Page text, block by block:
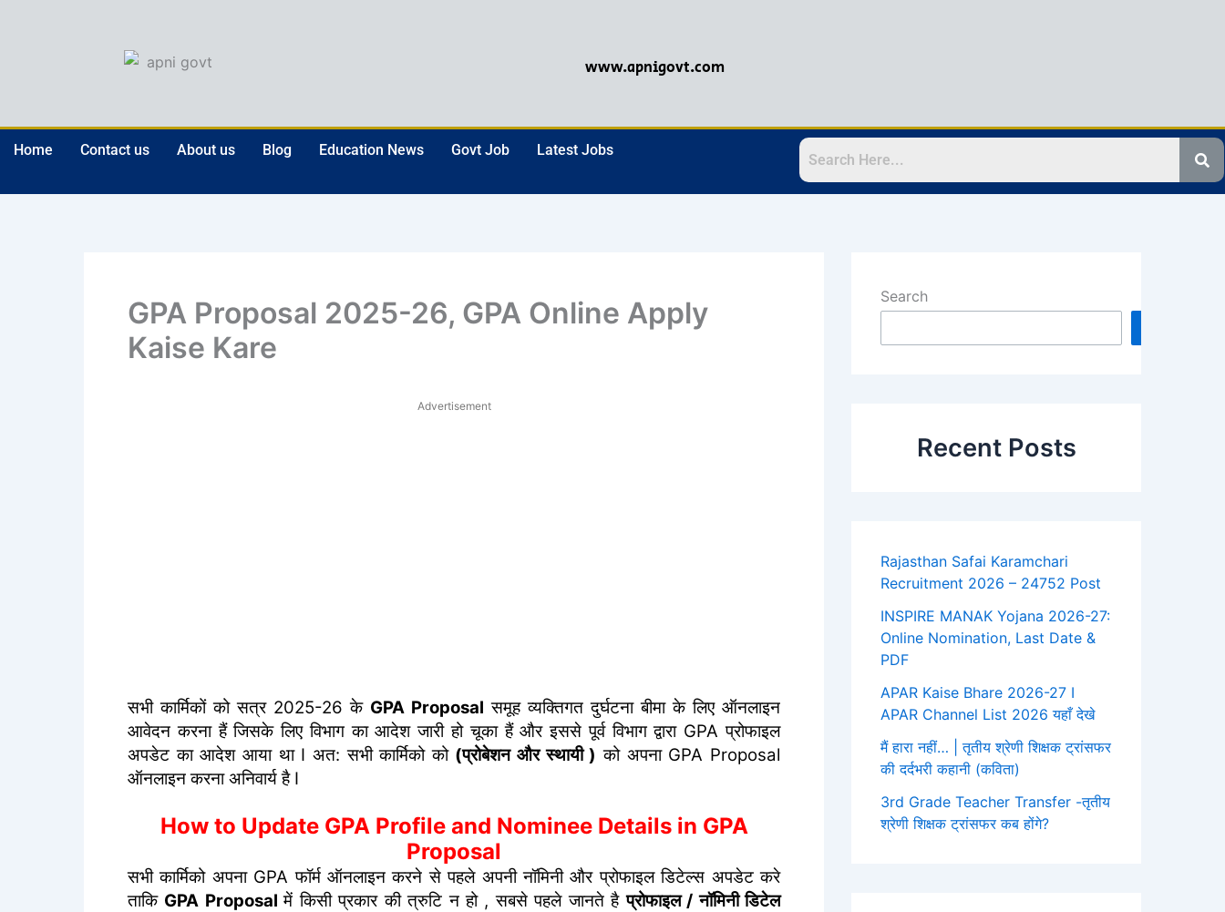
www.apnigovt.com
Home Contact us About us Blog Education News Govt Job Latest Jobs
GPA Proposal 2025-26, GPA Online Apply
Kaise Kare
Advertisement
सभी कार्मिकों को सत्र 2025-26 के GPA Proposal समूह व्यक्तिगत दुर्घटना बीमा के लिए ऑनलाइन
आवेदन करना हैं जिसके लिए विभाग का आदेश जारी हो चूका हैं और इससे पूर्व विभाग द्वारा GPA प्रोफाइल
अपडेट का आदेश आया था I अत: सभी कार्मिको को (प्रोबेशन और स्थायी ) को अपना GPA Proposal
ऑनलाइन करना अनिवार्य है I
How to Update GPA Profile and Nominee Details in GPA
Proposal
सभी कार्मिको अपना GPA फॉर्म ऑनलाइन करने से पहले अपनी नॉमिनी और प्रोफाइल डिटेल्स अपडेट करे
ताकि GPA Proposalमें किसी प्रकार की त्रुटि न हो , सबसे पहले जानते हैप्रोफाइल / नॉमिनी डिटेल
Search
Recent Posts
Rajasthan Safai Karamchari
Recruitment 2026 – 24752 Post
INSPIRE MANAK Yojana 2026-27:
Online Nomination, Last Date &
PDF
APAR Kaise Bhare 2026-27 I
APAR Channel List 2026 यहाँ देखे
मैं हारा नहीं… | तृतीय श्रेणी शिक्षक ट्रांसफर
की दर्दभरी कहानी (कविता)
3rd Grade Teacher Transfer -तृतीय
श्रेणी शिक्षक ट्रांसफर कब होंगे?